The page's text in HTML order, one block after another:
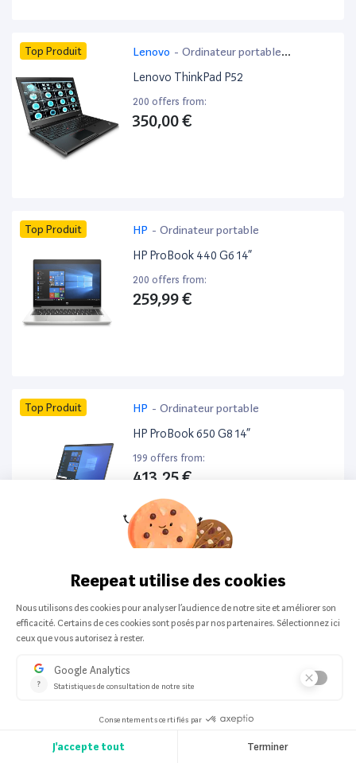
Top Produit Lenovo - Ordinateur portable
bureautique
Lenovo ThinkPad P52
200 offers from:
350,00 €
Top Produit HP - Ordinateur portable
HP ProBook 440 G6 14”
200 offers from:
259,99 €
Top Produit HP - Ordinateur portable
HP ProBook 650 G8 14”
199 offers from:
413,25 €
Top Produit Apple- Smartphone
Apple iPhone 16 128Go
197 offers from: